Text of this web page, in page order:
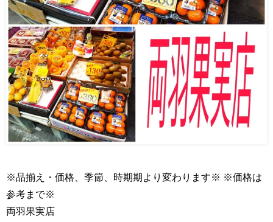
※品揃え・価格、季節、時期期より変わります※ ※価格は
参考まで※
両羽果実店